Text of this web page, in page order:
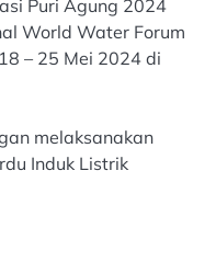
Puri Agung 2024
World Water Forum
– 25 Mei 2024 di
melaksanakan
Induk Listrik